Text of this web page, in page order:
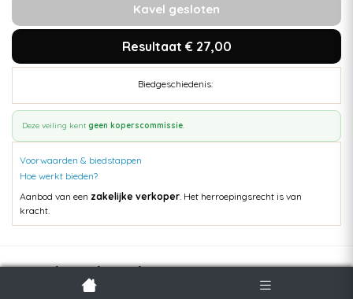
Kavel gesloten
Resultaat € 27,00
Biedgeschiedenis:
Deze veiling kent geen koperscommissie.
Voorwaarden & biedstappen
Hoe werkt bieden?
Aanbod van een zakelijke verkoper . Het herroepingsrecht is van
kracht.
Populaire kavels